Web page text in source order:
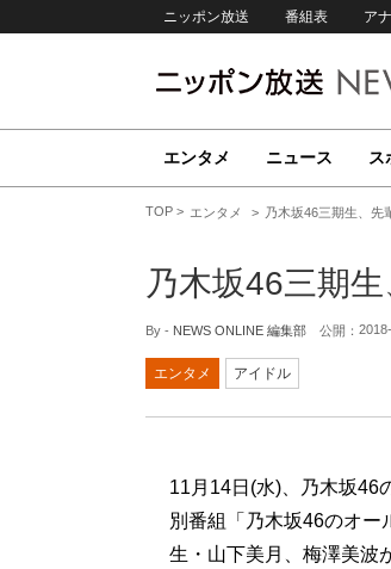
ニッポン放送 番組表 ア
エンタメ ニュース ス
TOP エンタメ 乃木坂46三期生、先
乃木坂46三期
By - NEWS ONLINE 編集部 公開：
エンタメ アイドル
11月14日(水)、乃木坂46
別番組「乃木坂46のオー
生・山下美月、梅澤美波